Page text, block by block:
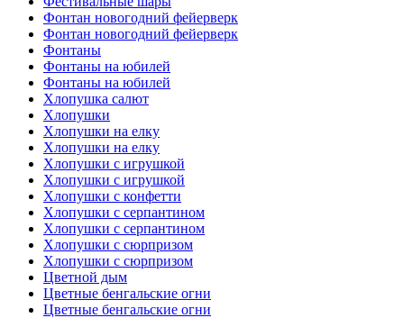
Фонтан новогодний фейерверк
Фонтан новогодний фейерверк
Фонтаны
Фонтаны на юбилей
Фонтаны на юбилей
Хлопушка салют
Хлопушки
Хлопушки на елку
Хлопушки на елку
Хлопушки с игрушкой
Хлопушки с игрушкой
Хлопушки с конфетти
Хлопушки с серпантином
Хлопушки с серпантином
Хлопушки с сюрпризом
Хлопушки с сюрпризом
Цветной дым
Цветные бенгальские огни
Цветные бенгальские огни